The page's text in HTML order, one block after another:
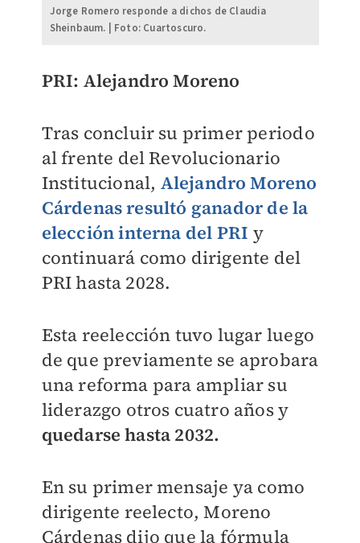
Jorge Romero responde a dichos de Claudia
Sheinbaum. | Foto: Cuartoscuro.
PRI: Alejandro Moreno
Tras concluir su primer periodo
al frente del Revolucionario
Institucional, Alejandro Moreno
Cárdenas resultó ganador de la
elección interna del PRI y
continuará como dirigente del
PRI hasta 2028.
Esta reelección tuvo lugar luego
de que previamente se aprobara
una reforma para ampliar su
liderazgo otros cuatro años y
quedarse hasta 2032.
En su primer mensaje ya como
dirigente reelecto, Moreno
Cárdenas dijo que la fórmula